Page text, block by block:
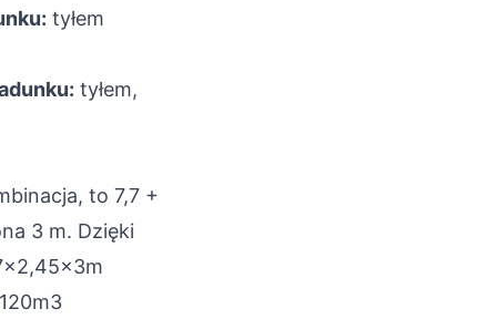
tyłem
tyłem,
to 7,7 +
3 m. Dzięki